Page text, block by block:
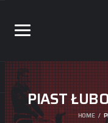
PIAST
HOME